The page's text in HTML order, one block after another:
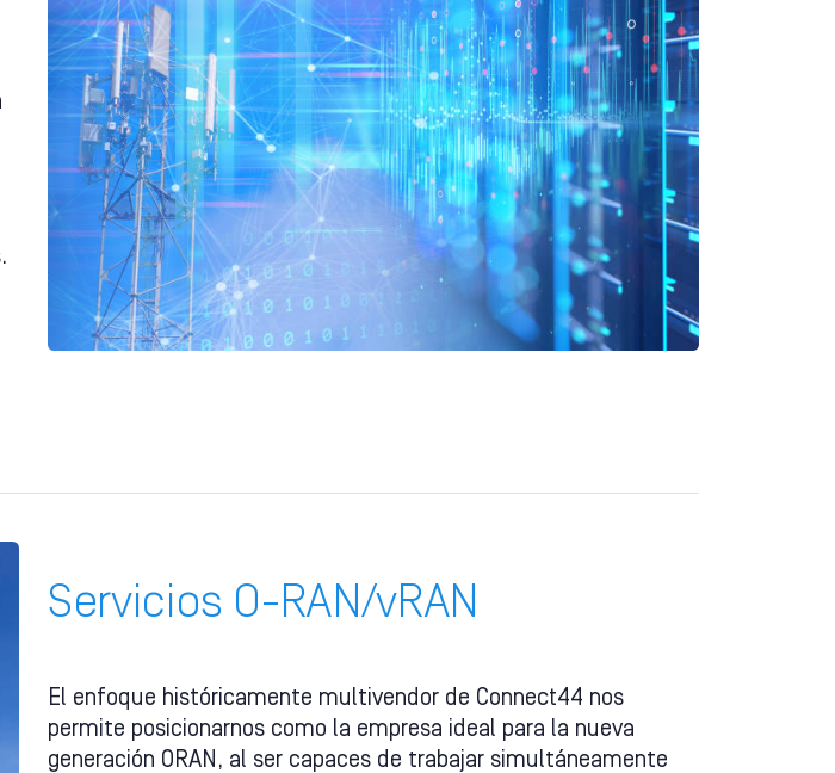
Servicios O-RAN/vRAN
El enfoque históricamente multivendor de Connect44 nos
permite posicionarnos como la empresa ideal para la nueva
generación ORAN, al ser capaces de trabajar simultáneamente